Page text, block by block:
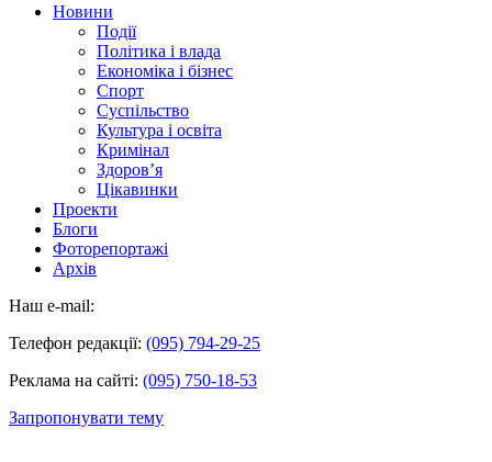
Новини
Події
Політика і влада
Економіка і бізнес
Спорт
Суспільство
Культура і освіта
Кримінал
Здоров’я
Цікавинки
Проекти
Блоги
Фоторепортажі
Архів
Наш e-mail:
Телефон редакції: (095) 794-29-25
Реклама на сайті: (095) 750-18-53
Запропонувати тему